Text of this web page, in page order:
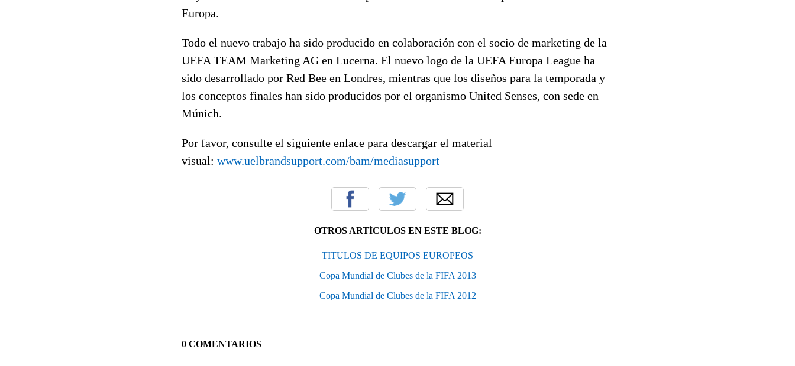
Europa.
Todo el nuevo trabajo ha sido producido en colaboración con el socio de marketing de la
UEFA TEAM Marketing AG en Lucerna. El nuevo logo de la UEFA Europa League ha
sido desarrollado por Red Bee en Londres, mientras que los diseños para la temporada y
los conceptos finales han sido producidos por el organismo United Senses, con sede en
Múnich.
Por favor, consulte el siguiente enlace para descargar el material
visual: www.uelbrandsupport.com/bam/mediasupport
OTROS ARTÍCULOS EN ESTE BLOG:
TITULOS DE EQUIPOS EUROPEOS
Copa Mundial de Clubes de la FIFA 2013
Copa Mundial de Clubes de la FIFA 2012
0 COMENTARIOS